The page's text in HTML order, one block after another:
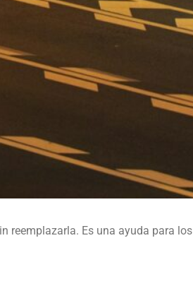
reemplazarla. Es una ayuda para los